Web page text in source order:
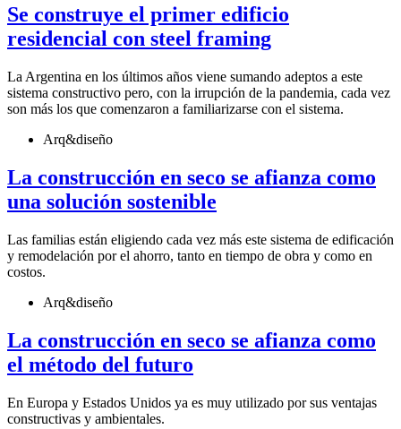
Se construye el primer edificio
residencial con steel framing
La Argentina en los últimos años viene sumando adeptos a este
sistema constructivo pero, con la irrupción de la pandemia, cada vez
son más los que comenzaron a familiarizarse con el sistema.
Arq&diseño
La construcción en seco se afianza como
una solución sostenible
Las familias están eligiendo cada vez más este sistema de edificación
y remodelación por el ahorro, tanto en tiempo de obra y como en
costos.
Arq&diseño
La construcción en seco se afianza como
el método del futuro
En Europa y Estados Unidos ya es muy utilizado por sus ventajas
constructivas y ambientales.